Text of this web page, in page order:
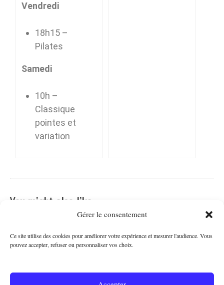
Gérer le consentement
Ce site utilise des cookies pour améliorer votre expérience et mesurer l'audience. Vous
pouvez accepter, refuser ou personnaliser vos choix.
Vendredi
18h15 –
Pilates
Samedi
10h –
Classique
pointes et
variation
You might also like …